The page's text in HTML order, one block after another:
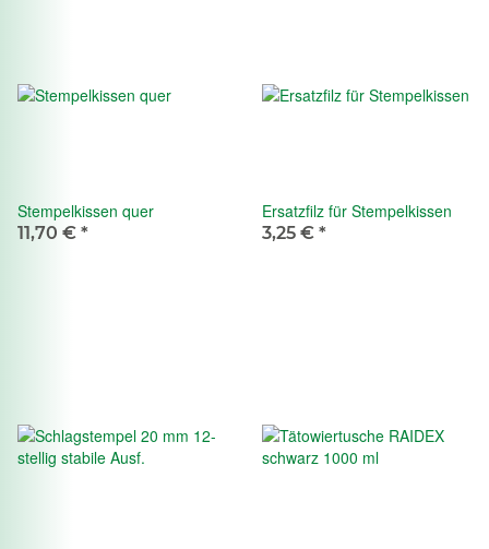
Stempelkissen quer
11,70 € *
Ersatzfilz für Stempelkissen
3,25 € *